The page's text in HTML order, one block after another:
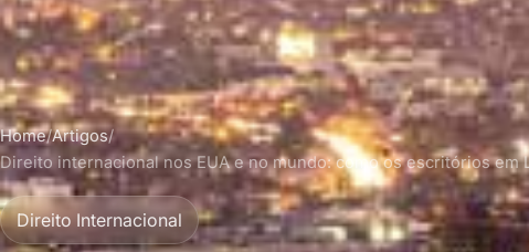
Home/Artigos/
Direito internacional nos EUA e no mundo: como os escritórios em
Direito Internacional